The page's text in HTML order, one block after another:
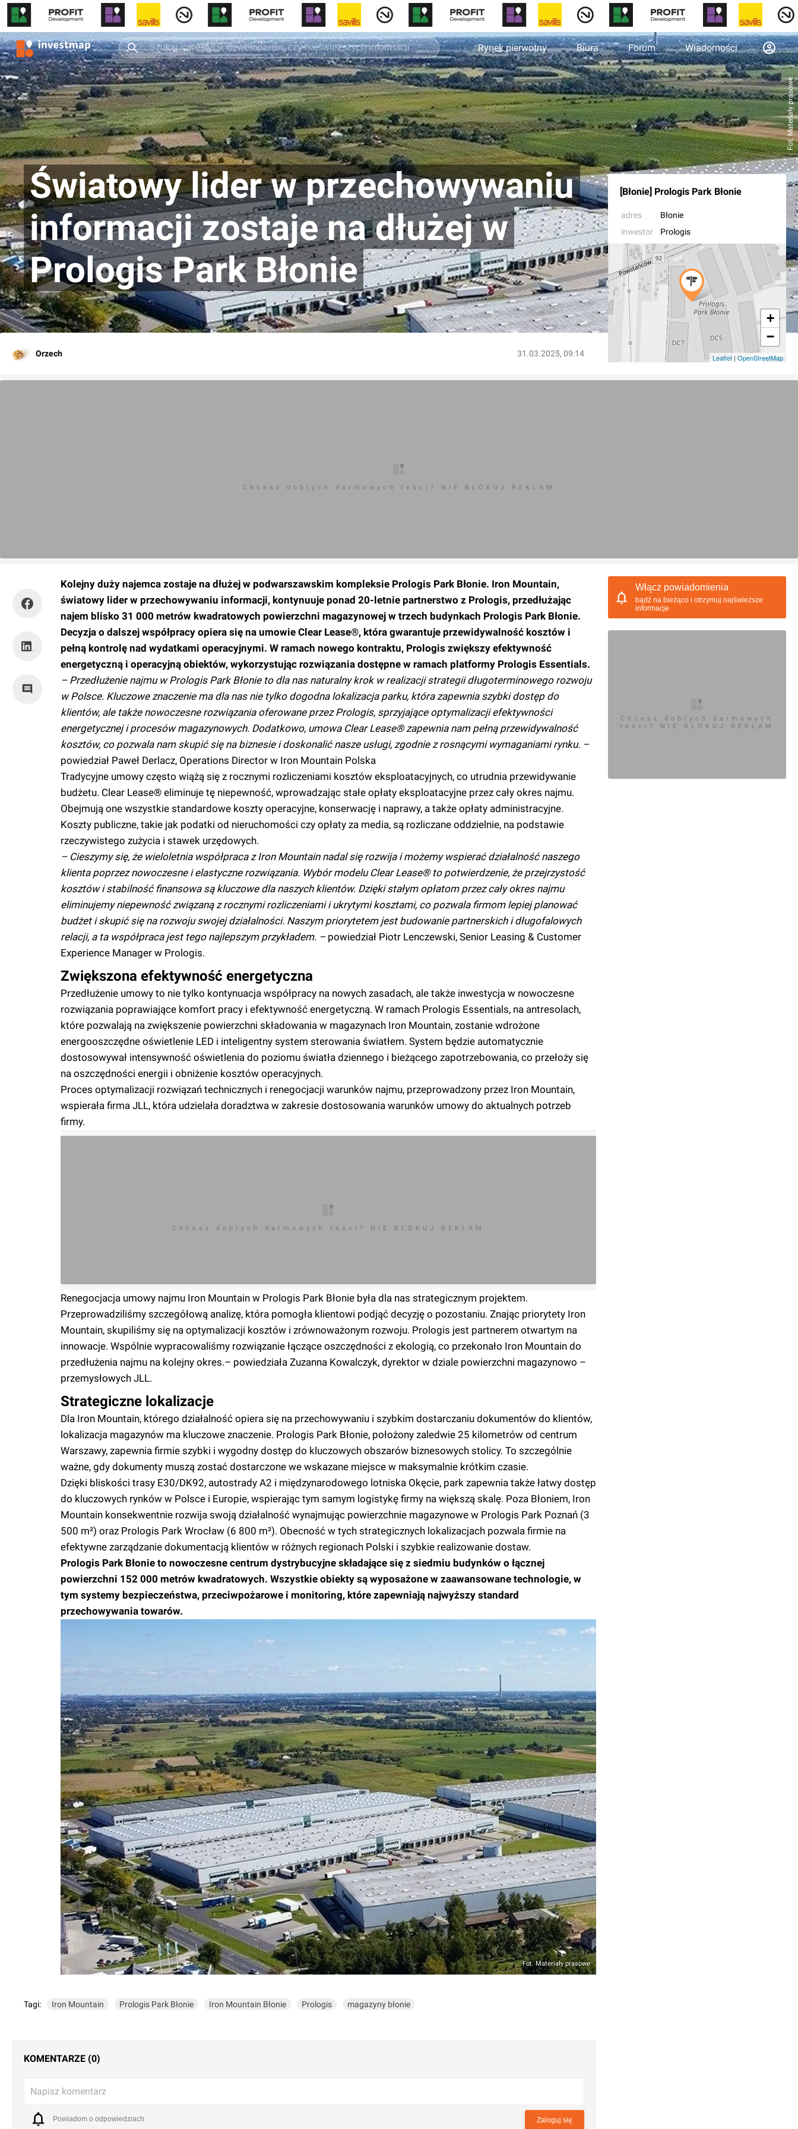
Rynek pierwotny Biura Forum Wiadomości
Fot. Materiały prasowe
Światowy lider w przechowywaniu
informacji zostaje na dłużej w
Prologis Park Błonie
Orzech 31.03.2025, 09:14
[Błonie] Prologis Park Błonie
adres
Błonie
inwestor
Prologis
+
−
Leaflet | OpenStreetMap
Chcesz dobrych darmowych teści? NIE BLOKUJ REKLAM
Kolejny duży najemca zostaje na dłużej w podwarszawskim kompleksie Prologis Park Błonie. Iron Mountain,
światowy lider w przechowywaniu informacji, kontynuuje ponad 20-letnie partnerstwo z Prologis, przedłużając
najem blisko 31 000 metrów kwadratowych powierzchni magazynowej w trzech budynkach Prologis Park Błonie.
Decyzja o dalszej współpracy opiera się na umowie Clear Lease®, która gwarantuje przewidywalność kosztów i
pełną kontrolę nad wydatkami operacyjnymi. W ramach nowego kontraktu, Prologis zwiększy efektywność
energetyczną i operacyjną obiektów, wykorzystując rozwiązania dostępne w ramach platformy Prologis Essentials.
– Przedłużenie najmu w Prologis Park Błonie to dla nas naturalny krok w realizacji strategii długoterminowego rozwoju
w Polsce. Kluczowe znaczenie ma dla nas nie tylko dogodna lokalizacja parku, która zapewnia szybki dostęp do
klientów, ale także nowoczesne rozwiązania oferowane przez Prologis, sprzyjające optymalizacji efektywności
energetycznej i procesów magazynowych. Dodatkowo, umowa Clear Lease® zapewnia nam pełną przewidywalność
kosztów, co pozwala nam skupić się na biznesie i doskonalić nasze usługi, zgodnie z rosnącymi wymaganiami rynku. –
powiedział Paweł Derlacz, Operations Director w Iron Mountain Polska
Tradycyjne umowy często wiążą się z rocznymi rozliczeniami kosztów eksploatacyjnych, co utrudnia przewidywanie
budżetu. Clear Lease® eliminuje tę niepewność, wprowadzając stałe opłaty eksploatacyjne przez cały okres najmu.
Obejmują one wszystkie standardowe koszty operacyjne, konserwację i naprawy, a także opłaty administracyjne.
Koszty publiczne, takie jak podatki od nieruchomości czy opłaty za media, są rozliczane oddzielnie, na podstawie
rzeczywistego zużycia i stawek urzędowych.
– Cieszymy się, że wieloletnia współpraca z Iron Mountain nadal się rozwija i możemy wspierać działalność naszego
klienta poprzez nowoczesne i elastyczne rozwiązania. Wybór modelu Clear Lease® to potwierdzenie, że przejrzystość
kosztów i stabilność finansowa są kluczowe dla naszych klientów. Dzięki stałym opłatom przez cały okres najmu
eliminujemy niepewność związaną z rocznymi rozliczeniami i ukrytymi kosztami, co pozwala firmom lepiej planować
budżet i skupić się na rozwoju swojej działalności. Naszym priorytetem jest budowanie partnerskich i długofalowych
relacji, a ta współpraca jest tego najlepszym przykładem. – powiedział Piotr Lenczewski, Senior Leasing & Customer
Experience Manager w Prologis.
Zwiększona efektywność energetyczna
Przedłużenie umowy to nie tylko kontynuacja współpracy na nowych zasadach, ale także inwestycja w nowoczesne
rozwiązania poprawiające komfort pracy i efektywność energetyczną. W ramach Prologis Essentials, na antresolach,
które pozwalają na zwiększenie powierzchni składowania w magazynach Iron Mountain, zostanie wdrożone
energooszczędne oświetlenie LED i inteligentny system sterowania światłem. System będzie automatycznie
dostosowywał intensywność oświetlenia do poziomu światła dziennego i bieżącego zapotrzebowania, co przełoży się
na oszczędności energii i obniżenie kosztów operacyjnych.
Proces optymalizacji rozwiązań technicznych i renegocjacji warunków najmu, przeprowadzony przez Iron Mountain,
wspierała firma JLL, która udzielała doradztwa w zakresie dostosowania warunków umowy do aktualnych potrzeb
firmy.
Chcesz dobrych darmowych teści? NIE BLOKUJ REKLAM
Renegocjacja umowy najmu Iron Mountain w Prologis Park Błonie była dla nas strategicznym projektem.
Przeprowadziliśmy szczegółową analizę, która pomogła klientowi podjąć decyzję o pozostaniu. Znając priorytety Iron
Mountain, skupiliśmy się na optymalizacji kosztów i zrównoważonym rozwoju. Prologis jest partnerem otwartym na
innowacje. Wspólnie wypracowaliśmy rozwiązanie łączące oszczędności z ekologią, co przekonało Iron Mountain do
przedłużenia najmu na kolejny okres.– powiedziała Zuzanna Kowalczyk, dyrektor w dziale powierzchni magazynowo –
przemysłowych JLL.
Strategiczne lokalizacje
Dla Iron Mountain, którego działalność opiera się na przechowywaniu i szybkim dostarczaniu dokumentów do klientów,
lokalizacja magazynów ma kluczowe znaczenie. Prologis Park Błonie, położony zaledwie 25 kilometrów od centrum
Warszawy, zapewnia firmie szybki i wygodny dostęp do kluczowych obszarów biznesowych stolicy. To szczególnie
ważne, gdy dokumenty muszą zostać dostarczone we wskazane miejsce w maksymalnie krótkim czasie.
Dzięki bliskości trasy E30/DK92, autostrady A2 i międzynarodowego lotniska Okęcie, park zapewnia także łatwy dostęp
do kluczowych rynków w Polsce i Europie, wspierając tym samym logistykę firmy na większą skalę. Poza Błoniem, Iron
Mountain konsekwentnie rozwija swoją działalność wynajmując powierzchnie magazynowe w Prologis Park Poznań (3
500 m²) oraz Prologis Park Wrocław (6 800 m²). Obecność w tych strategicznych lokalizacjach pozwala firmie na
efektywne zarządzanie dokumentacją klientów w różnych regionach Polski i szybkie realizowanie dostaw.
Prologis Park Błonie to nowoczesne centrum dystrybucyjne składające się z siedmiu budynków o łącznej
powierzchni 152 000 metrów kwadratowych. Wszystkie obiekty są wyposażone w zaawansowane technologie, w
tym systemy bezpieczeństwa, przeciwpożarowe i monitoring, które zapewniają najwyższy standard
przechowywania towarów.
Fot. Materiały prasowe
Tagi: Iron Mountain Prologis Park Błonie Iron Mountain Błonie Prologis magazyny błonie
KOMENTARZE (0)
Napisz komentarz
Powiadom o odpowiedziach Zaloguj się
Włącz powiadomienia
bądź na bieżąco i otrzymuj najświeższe
informacje
Chcesz dobrych darmowych
teści? NIE BLOKUJ REKLAM